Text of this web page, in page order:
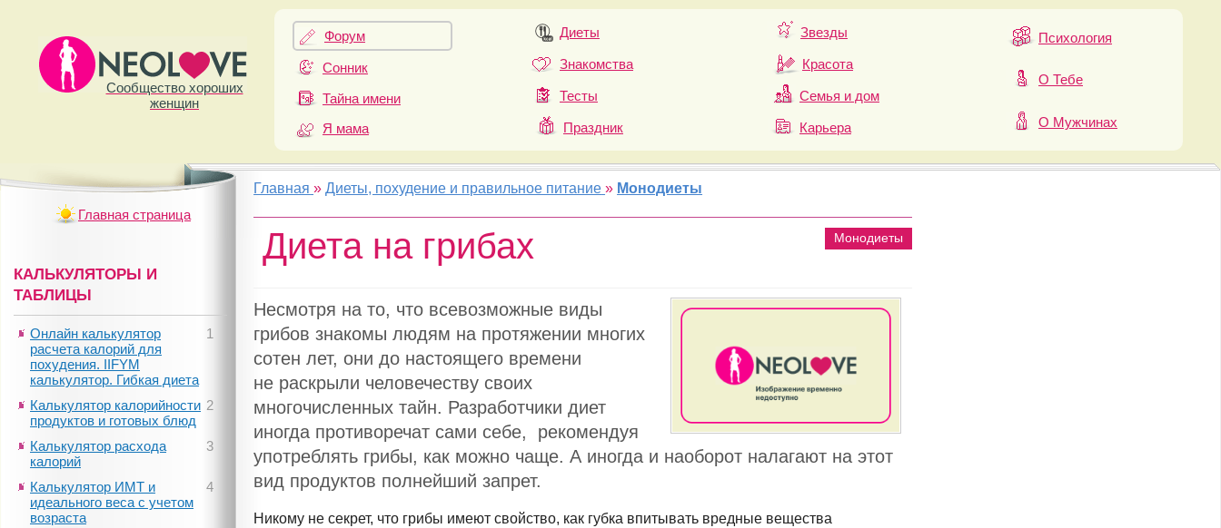
Сообщество хороших
женщин
Форум
Сонник
Тайна имени
Я мама
Диеты
Знакомства
Тесты
Праздник
Звезды
Красота
Семья и дом
Карьера
Психология
О Тебе
О Мужчинах
Главная »Диеты, похудение и правильное питание » Монодиеты
Монодиеты
Диета на грибах
Несмотря на то, что всевозможные виды
грибов знакомы людям на протяжении многих
сотен лет, они до настоящего времени
не раскрыли человечеству своих
многочисленных тайн. Разработчики диет
иногда противоречат сами себе, рекомендуя
употреблять грибы, как можно чаще. А иногда и наоборот налагают на этот
вид продуктов полнейший запрет.
Никому не секрет, что грибы имеют свойство, как губка впитывать вредные вещества
Главная страница
КАЛЬКУЛЯТОРЫ И
ТАБЛИЦЫ
1
Онлайн калькулятор
расчета калорий для
похудения. IIFYM
калькулятор. Гибкая диета
2
Калькулятор калорийности
продуктов и готовых блюд
3
Калькулятор расхода
калорий
4
Калькулятор ИМТ и
идеального веса с учетом
возраста